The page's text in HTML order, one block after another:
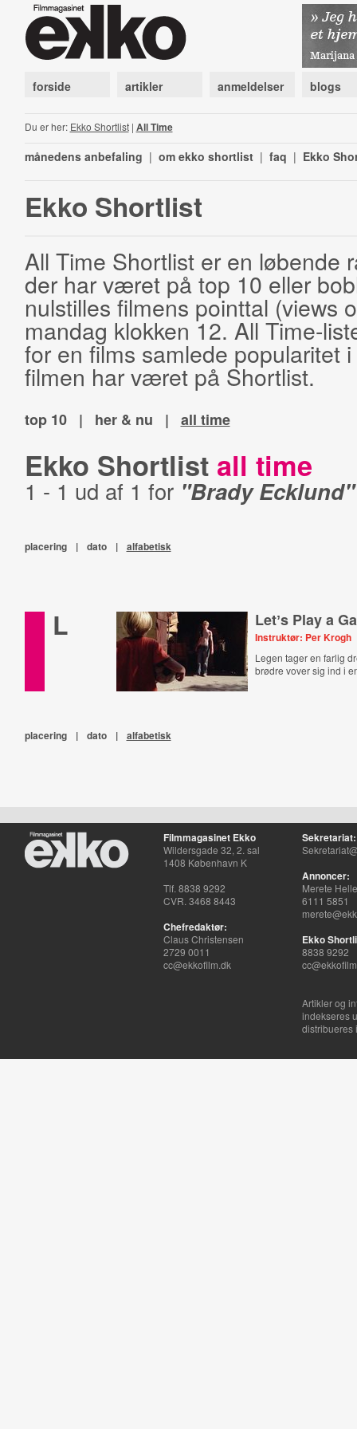
forside artikler anmeldelser blogs
Du er her: Ekko Shortlist| All Time
månedens anbefaling | om ekko shortlist | faq | Ekko
Ekko Shortlist
All Time Shortlist er en løbende
der har været på top 10 eller
nulstilles filmens pointtal (views
mandag klokken 12. All Time-
for en films samlede popularitet
filmen har været på Shortlist.
top 10 | her & nu | all time
Ekko Shortlist all time
1 - 1 ud af 1 for "Brady Ecklund"
placering | dato | alfabetisk
L Letʼs Play a
Instruktør: Per Krogh
Legen tager en farlig
brødre vover sig ind i
placering | dato | alfabetisk
Filmmagasinet Ekko
Wildersgade 32, 2. sal
1408 København K
Tlf. 8838 9292
CVR. 3468 8443
Chefredaktør:
Claus Christensen
2729 0011
cc@ekkofilm.dk
Sekretariat:
Annoncer:
Merete
6111 5851
Ekko
8838 9292
Artikler og
indekseres
distribueres